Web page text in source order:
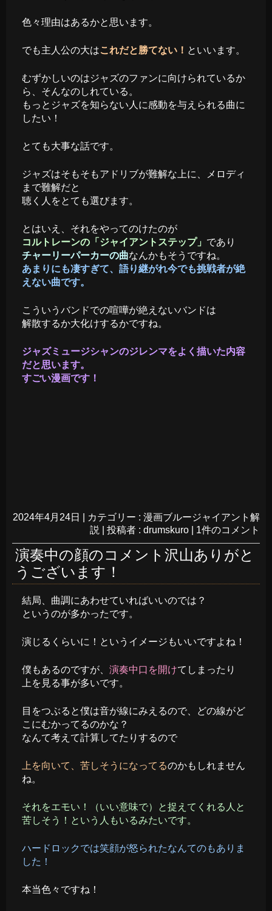
色々理由はあるかと思います。
でも主人公の大はこれだと勝てない！ といいます。
むずかしいのはジャズのファンに向けられているか
ら、そんなのしれている。
もっとジャズを知らない人に感動を与えられる曲に
したい！
とても大事な話です。
ジャズはそもそもアドリブが難解な上に、メロディ
まで難解だと
聴く人をとても選びます。
とはいえ、それをやってのけたのが
コルトレーンの「ジャイアントステップ」 であり
チャーリーパーカーの曲なんかもそうですね。
あまりにも凄すぎて、語り継がれ今でも挑戦者が絶
えない曲です。
こういうバンドでの喧嘩が絶えないバンドは
解散するか大化けするかですね。
ジャズミュージシャンのジレンマをよく描いた内容
だと思います。
すごい漫画です！
2024年4月24日 カテゴリー : 漫画ブルージャイアント解
説
投稿者 : drumskuro 1件のコメント
演奏中の顔のコメント沢山ありがと
うございます！
結局、曲調にあわせていればいいのでは？
というのが多かったです。
演じるくらいに！というイメージもいいですよね！
僕もあるのですが、 演奏中口を開けてしまったり
上を見る事が多いです。
目をつぶると僕は音が線にみえるので、どの線がど
こにむかってるのかな？
なんて考えて計算してたりするので
上を向いて、苦しそうになってるのかもしれません
ね。
それをエモい！（いい意味で）と捉えてくれる人と
苦しそう！という人もいるみたいです。
ハードロックでは笑顔が怒られたなんてのもありま
した！
本当色々ですね！